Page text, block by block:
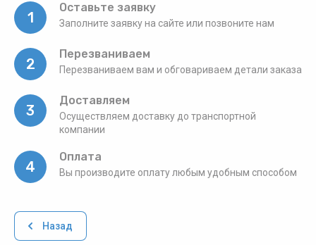
1
Оставьте заявку
Заполните заявку на сайте или позвоните нам
2
Перезваниваем
Перезваниваем вам и обговариваем детали заказа
3
Доставляем
Осуществляем доставку до транспортной
компании
4
Оплата
Вы производите оплату любым удобным способом
Назад